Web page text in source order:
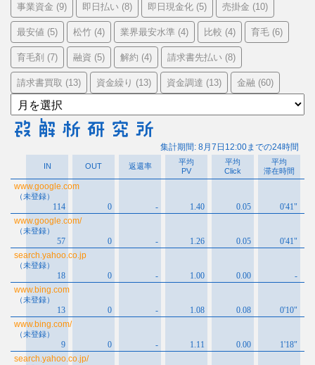
事業資金 (9) 即日払い (8) 即日現金化 (5) 売掛金 (10)
最安値 (5) 松竹 (4) 業界最安水準 (4) 比較 (4) 育毛 (6)
育毛剤 (7) 融資 (5) 解約 (4) 請求書先払い (8)
請求書買取 (13) 資金繰り (13) 資金調達 (13) 金融 (60)
ア
ー
カ